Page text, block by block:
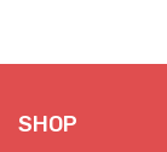
SHOP